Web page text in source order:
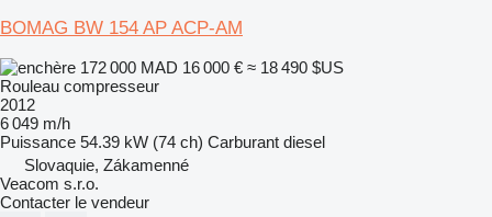
BOMAG BW 154 AP ACP-AM
172 000 MAD 16 000 € ≈ 18 490 $US
Rouleau compresseur
2012
6 049 m/h
Puissance 54.39 kW (74 ch) Carburant diesel
Slovaquie, Zákamenné
Veacom s.r.o.
Contacter le vendeur